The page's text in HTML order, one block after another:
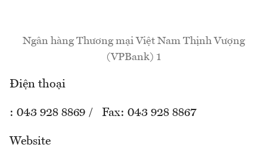
Ngân hàng Thương mại Việt Nam Thịnh Vượng
(VPBank) 1
Điện thoại
: 043 928 8869 / Fax: 043 928 8867
Website